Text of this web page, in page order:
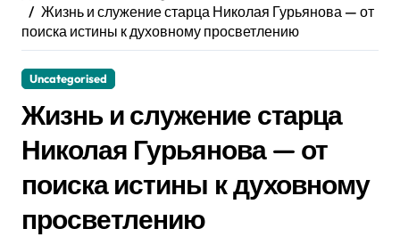
Жизнь и служение старца Николая Гурьянова — от
поиска истины к духовному просветлению
Uncategorised
Жизнь и служение старца
Николая Гурьянова — от
поиска истины к духовному
просветлению